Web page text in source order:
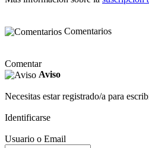
Comentarios
Comentar
Aviso
Necesitas estar registrado/a para
Identificarse
Usuario o Email